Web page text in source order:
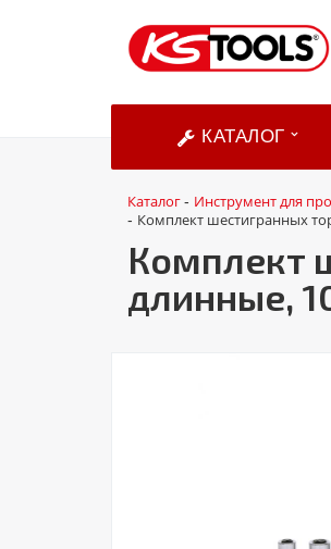
КАТАЛОГ
Каталог- Инструмент для
- Комплект шестигранных
Комплект
длинные,